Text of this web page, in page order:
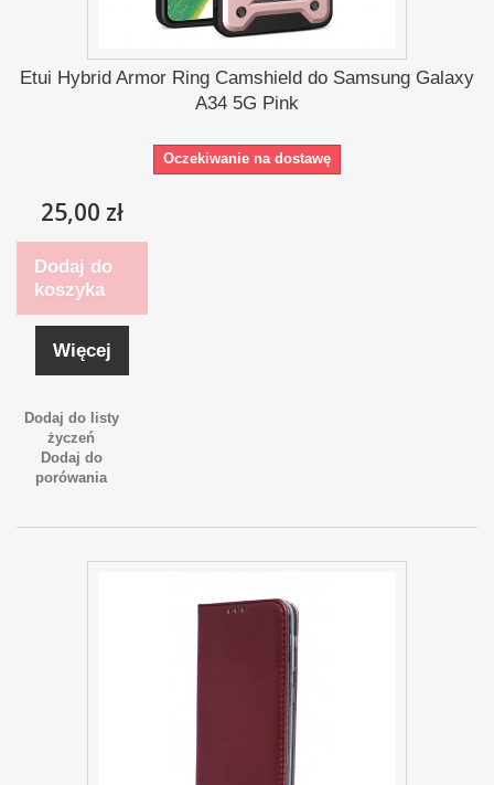
Etui Hybrid Armor Ring Camshield do Samsung Galaxy
A34 5G Pink
Oczekiwanie na dostawę
25,00 zł
Dodaj do
koszyka
Więcej
Dodaj do listy
życzeń
Dodaj do
porówania